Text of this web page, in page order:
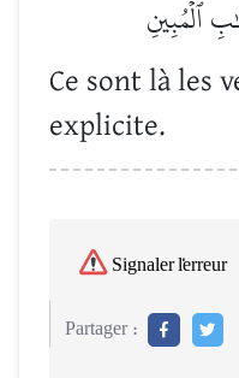
ٱلۡمُبِينِ
Ce sont là les
explicite.
Signaler l'erreur
Partager :